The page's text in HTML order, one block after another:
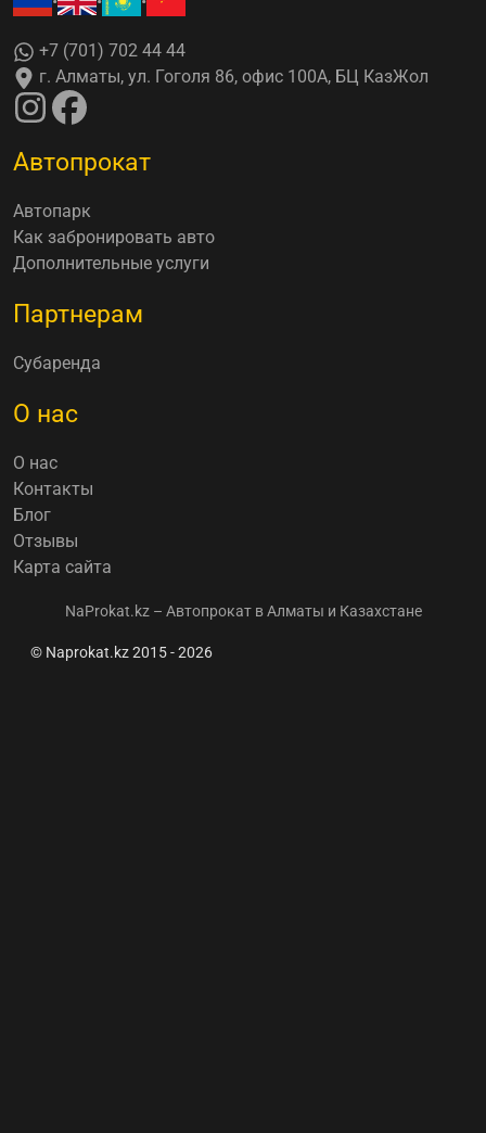
+7 (701) 702 44 44
г. Алматы, ул. Гоголя 86, офис 100А, БЦ КазЖол
Автопрокат
Автопарк
Как забронировать авто
Дополнительные услуги
Партнерам
Субаренда
О нас
О нас
Контакты
Блог
Отзывы
Карта сайта
NaProkat.kz – Автопрокат в Алматы и Казахстане
© Naprokat.kz 2015 - 2026